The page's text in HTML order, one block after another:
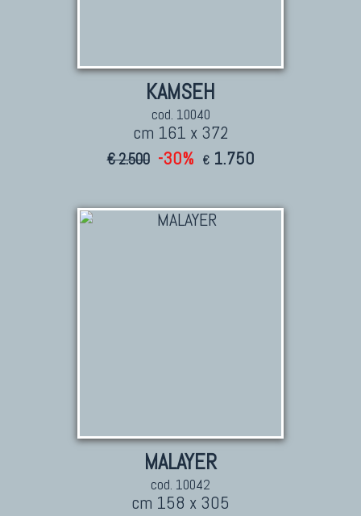
KAMSEH
cod. 10040
cm 161 x 372
€ 2.500 -30% € 1.750
MALAYER
cod. 10042
cm 158 x 305